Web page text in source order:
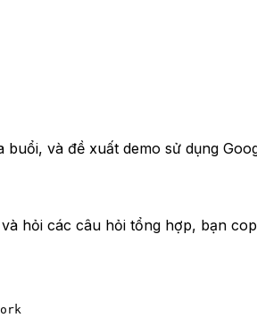
và đề xuất demo sử dụng
hỏi các câu hỏi tổng hợp, bạn